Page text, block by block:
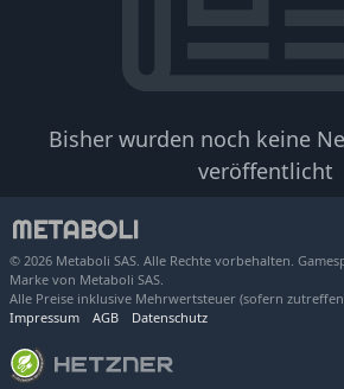
Bisher wurden noch keine
veröffentlicht
© 2026 Metaboli SAS. Alle Rechte vorbehalten.
Marke von Metaboli SAS.
Alle Preise inklusive Mehrwertsteuer (sofern
Impressum
AGB Datenschutz